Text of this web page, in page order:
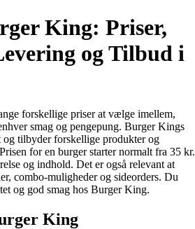
King: Priser,
og Tilbud i
forskellige priser at vælge imellem,
smag og pengepung. Burger Kings
og tilbyder forskellige produkter og
for en burger starter normalt fra 35 kr.
og indhold. Det er også relevant at
combo-muligheder og sideorders. Du
og god smag hos Burger King.
King